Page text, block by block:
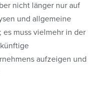
nicht länger nur auf
und allgemeine
muss vielmehr in der
aufzeigen und